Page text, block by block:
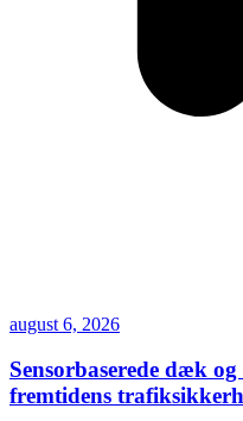
august 6, 2026
Sensorbaserede dæk
fremtidens